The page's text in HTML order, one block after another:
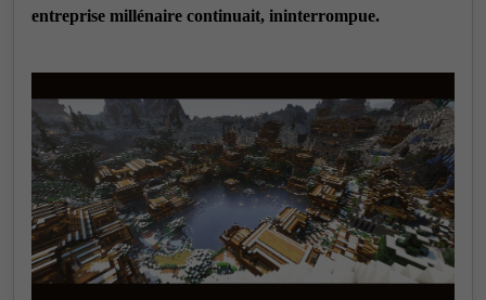
entreprise millénaire continuait, ininterrompue.